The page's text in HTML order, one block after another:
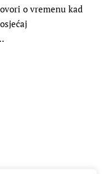
o vremenu kad